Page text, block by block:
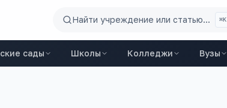
Найти учреждение или статью... ⌘K
сады Школы Колледжи Вузы